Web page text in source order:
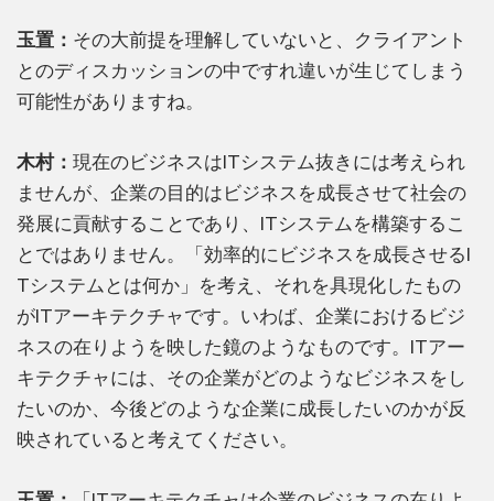
玉置： その大前提を理解していないと、クライアント
とのディスカッションの中ですれ違いが生じてしまう
可能性がありますね。
木村： 現在のビジネスはITシステム抜きには考えられ
ませんが、企業の目的はビジネスを成長させて社会の
発展に貢献することであり、ITシステムを構築するこ
とではありません。「効率的にビジネスを成長させるI
Tシステムとは何か」を考え、それを具現化したもの
がITアーキテクチャです。いわば、企業におけるビジ
ネスの在りようを映した鏡のようなものです。ITアー
キテクチャには、その企業がどのようなビジネスをし
たいのか、今後どのような企業に成長したいのかが反
映されていると考えてください。